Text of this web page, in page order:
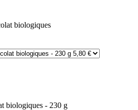
biologiques - 230 g